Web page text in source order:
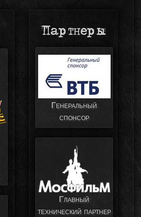
Партнеры
Генеральный
спонсор
Главный
технический партнер